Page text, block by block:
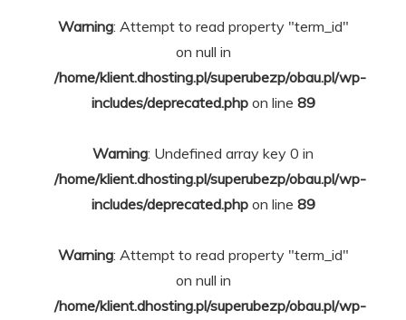
Warning: Attempt to read property "term_id"
on null in
/home/klient.dhosting.pl/superubezp/obau.pl/wp-
includes/deprecated.phpon line 89
Warning: Undefined array key 0 in
/home/klient.dhosting.pl/superubezp/obau.pl/wp-
includes/deprecated.phpon line 89
Warning: Attempt to read property "term_id"
on null in
/home/klient.dhosting.pl/superubezp/obau.pl/wp-